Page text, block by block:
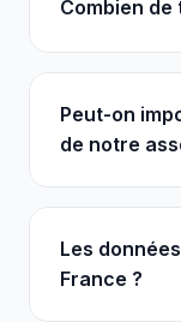
Combien de
Peut-on
de notre
Les
France ?